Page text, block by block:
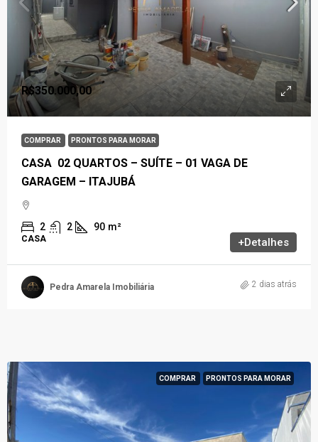
R$350.000,00
COMPRAR PRONTOS PARA MORAR
CASA 02 QUARTOS – SUÍTE – 01 VAGA DE
GARAGEM – ITAJUBÁ
2 2 90 m²
CASA +Detalhes
Pedra Amarela Imobiliária 2 dias atrás
COMPRAR PRONTOS PARA MORAR